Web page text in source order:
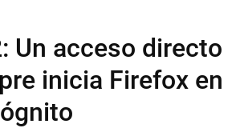
Un acceso directo
inicia Firefox en